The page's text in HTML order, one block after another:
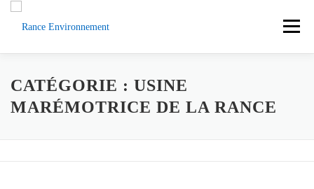
Menu
ACCUEIL ACTUS DOCUMENTS
CATÉGORIE : USINE
MARÉMOTRICE DE LA RANCE